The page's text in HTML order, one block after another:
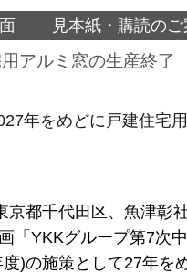
見本紙・購読のご
アルミ窓の生産終了
年をめどに戸建住宅
京都千代田区、魚津彰
「YKKグループ第7次
)の施策として27年を